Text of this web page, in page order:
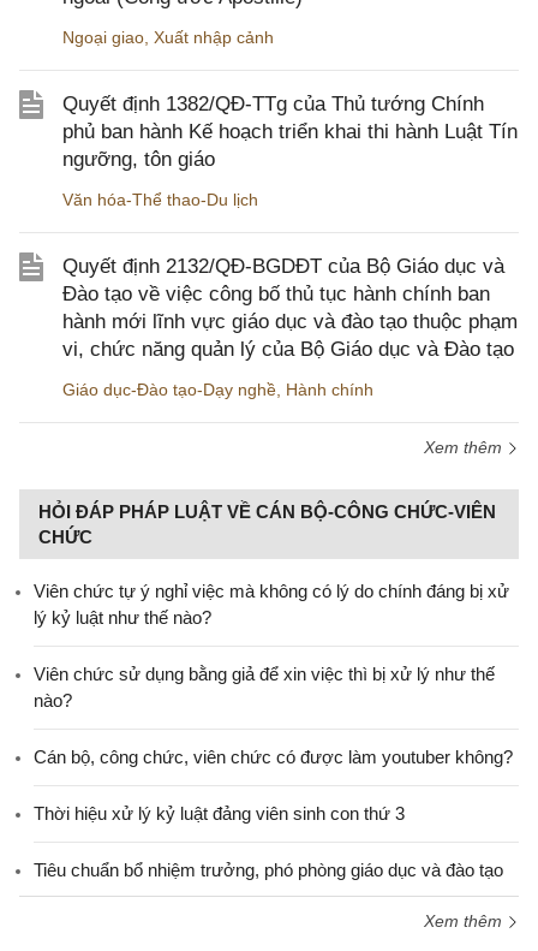
Ngoại giao Xuất nhập cảnh
Quyết định 1382/QĐ-TTg của Thủ tướng Chính
phủ ban hành Kế hoạch triển khai thi hành Luật Tín
ngưỡng, tôn giáo
Văn hóa-Thể thao-Du lịch
Quyết định 2132/QĐ-BGDĐT của Bộ Giáo dục và
Đào tạo về việc công bố thủ tục hành chính ban
hành mới lĩnh vực giáo dục và đào tạo thuộc phạm
vi, chức năng quản lý của Bộ Giáo dục và Đào tạo
Giáo dục-Đào tạo-Dạy nghề Hành chính
Xem thêm
HỎI ĐÁP PHÁP LUẬT VỀ CÁN BỘ-CÔNG CHỨC-VIÊN
CHỨC
Viên chức tự ý nghỉ việc mà không có lý do chính đáng bị xử
lý kỷ luật như thế nào?
Viên chức sử dụng bằng giả để xin việc thì bị xử lý như thế
nào?
Cán bộ, công chức, viên chức có được làm youtuber không?
Thời hiệu xử lý kỷ luật đảng viên sinh con thứ 3
Tiêu chuẩn bổ nhiệm trưởng, phó phòng giáo dục và đào tạo
Xem thêm